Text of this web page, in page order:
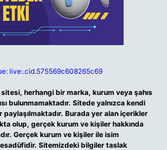
live:.cid.575569c608265c69
herhangi bir marka, kurum veya şahıs
bulunmamaktadır. Sitede yalnızca kendi
paylaşılmaktadır. Burada yer alan içerikler
olup, gerçek kurum ve kişiler hakkında
Gerçek kurum ve kişiler ile isim
Sitemizdeki bilgiler taslak